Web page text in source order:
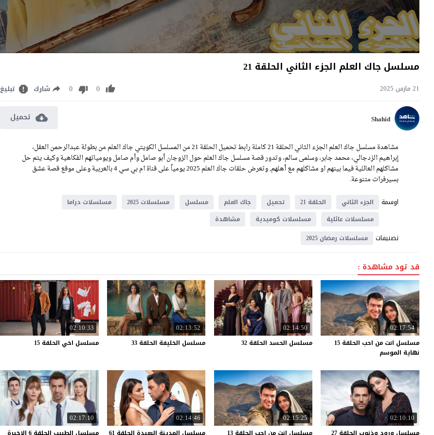
مسلسل جاك العلم الجزء الثاني الحلقة 21
21 مارس 2025 0
0 شارك تبليغ
Shahid تحميل
مشاهدة مسلسل جاك العلم الجزء الثاني الحلقة 21 كاملة رابط تحميل الحلقة 21 من المسلسل الكويتي جاك العلم من بطولة عبدالرحمن العقل،
إبراهيم الزدجالي، محمد جابر، وسلمى سالم، وتدور قصة مسلسل جاك العلم حول الزوجان أبو صامل وأم صامل ويومياتهم الفكاهية وكيف يتم حل
مشاكلهم العائلية فيما بينهم او مشاكلهم مع أهلهم, وتعرض حلقات جاك العلم 2025 يومياً على قناة ام بي سي 4 بالعربية وعلى موقع قصة عشق
بسيرفرات متنوعة.
اوسمة
الجزء الثاني الحلقة 21 تحميل جاك العلم مسلسل مسلسلات 2025
مسلسلات دراما
مسلسلات عائلية
مسلسلات كوميدية مشاهدة
تصنيفات مسلسلات رمضان 2025
قد تود مشاهدة :
02:17:54
مسلسل انت من احب الحلقة 15
نهاية الموسم
02:14:50
مسلسل الحسد الحلقة 32
02:13:52
مسلسل الخليفة الحلقة 33
02:10:33
مسلسل اخي الحلقة 15
02:10:10
02:15:25
02:14:46
02:17:10